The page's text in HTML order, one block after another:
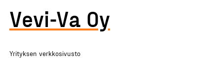
Vevi-Va Oy
Yrityksen verkkosivusto